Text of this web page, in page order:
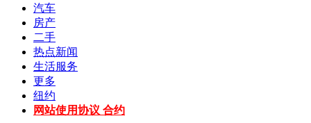
汽车
房产
二手
热点新闻
生活服务
更多
纽约
网站使用协议 合约